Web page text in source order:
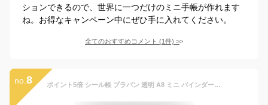
ションできるので、世界に一つだけのミニ手帳が作れます
ね。お得なキャンペーン中にぜひ手に入れてください。
全てのおすすめコメント (1件) >
no. 8 ポイント5倍 シール帳 プラバン 透明 A8 ミニ バインダー 【リフィル×20枚 チャック付きボケット×2枚 下敷き×2枚】 PPシート カードポケット シール台紙 手帳 プリ帳 カードスリーブ 透明シール帳 はがせる バインダー型ノート